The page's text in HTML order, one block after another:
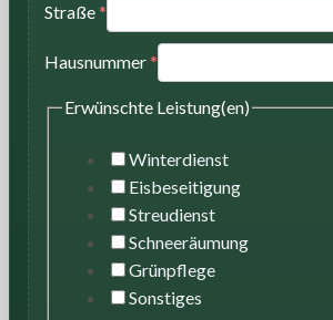
Straße*
Hausnummer*
Erwünschte Leistung(en)
Winterdienst
Eisbeseitigung
Streudienst
Schneeräumung
Grünpflege
Sonstiges